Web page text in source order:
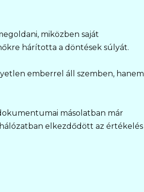
miközben saját
hárította a döntések súlyát.
emberrel áll szemben, hanem
másolatban már
elkezdődött az értékelés